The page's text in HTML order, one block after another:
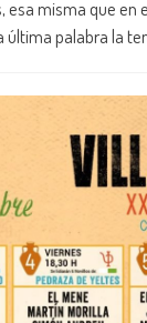
esa misma que
palabra la